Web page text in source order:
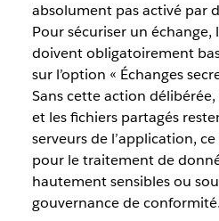
absolument pas activé par
Pour sécuriser un
doivent obligatoirement
sur l’option « Échanges
Sans cette action
et les fichiers partagés
serveurs de l’application,
pour le traitement de
hautement sensibles ou
gouvernance de conformité.